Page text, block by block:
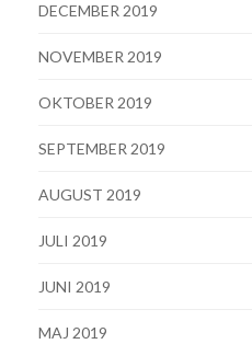
DECEMBER 2019
NOVEMBER 2019
OKTOBER 2019
SEPTEMBER 2019
AUGUST 2019
JULI 2019
JUNI 2019
MAJ 2019